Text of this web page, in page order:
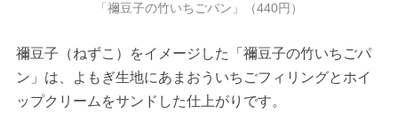
「禰豆子の竹いちごパン」（440円）
禰豆子（ねずこ）をイメージした「禰豆子の竹いちごパ
ン」は、よもぎ生地にあまおういちごフィリングとホイ
ップクリームをサンドした仕上がりです。